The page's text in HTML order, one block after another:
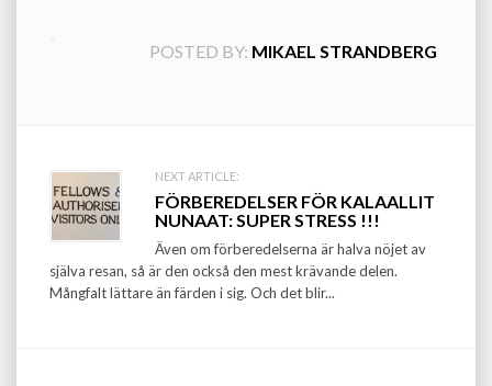
POSTED BY: MIKAEL STRANDBERG
Post
navigation
NEXT ARTICLE:
FÖRBEREDELSER FÖR KALAALLIT
NUNAAT: SUPER STRESS !!!
Även om förberedelserna är halva nöjet av
själva resan, så är den också den mest krävande delen.
Mångfalt lättare än färden i sig. Och det blir...